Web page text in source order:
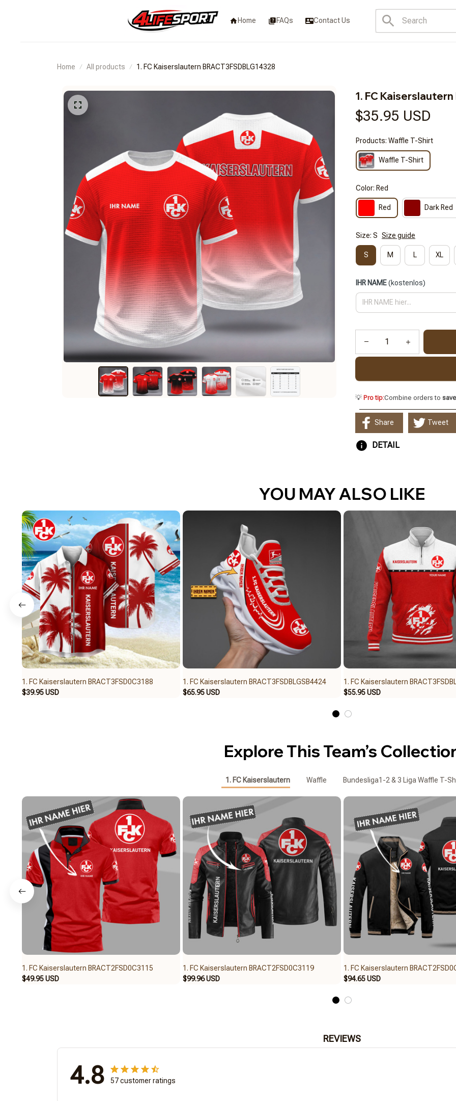
Home FAQs Contact Us
Home All products 1. FC Kaiserslautern BRACT3FSDBLG14328
1. FC
$35.95 USD
Products: Waffle T-Shirt
Waffle T-Shirt
Color: Red
Red Dark Red
Size: S Size guide
S M L XL
IHR NAME(kostenlos)
💡 Pro tip:Combine orders to save
Share Tweet
DETAIL
YOU MAY ALSO LIKE
1. FC Kaiserslautern BRACT3FSD0C3188
$39.95 USD
1. FC Kaiserslautern BRACT3FSDBLGSB4424
$65.95 USD
1. FC Kaiserslautern
$55.95 USD
Explore This Team’s
1. FC Kaiserslautern Waffle Bundesliga1-2 & 3 Liga Waffle T-
1. FC Kaiserslautern BRACT2FSD0C3115
$49.95 USD
1. FC Kaiserslautern BRACT2FSD0C3119
$99.96 USD
1. FC Kaiserslautern
$94.65 USD
REVIEWS
4.8 57 customer ratings